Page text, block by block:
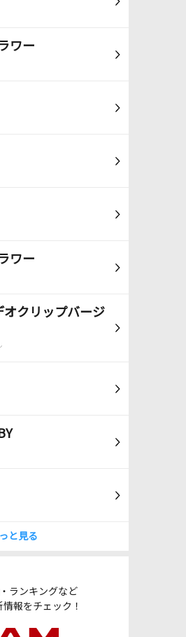
ワー
ワー
クリップバージ
と見る
ランキングなど
報をチェック！